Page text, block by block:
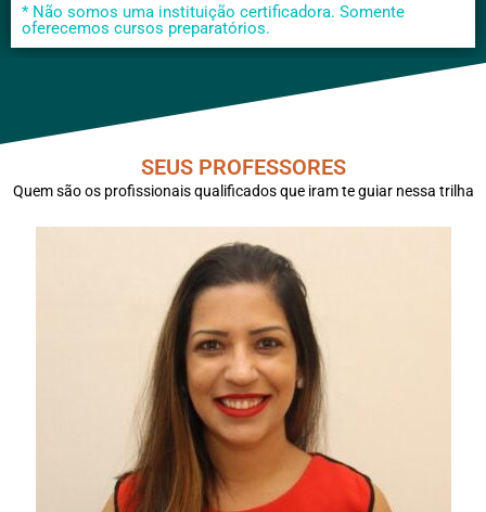
* Não somos uma instituição certificadora. Somente
oferecemos cursos preparatórios.
SEUS PROFESSORES
Quem são os profissionais qualificados que iram te guiar nessa trilha